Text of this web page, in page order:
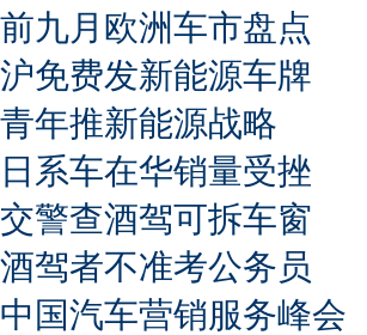
前九月欧洲车市盘点
沪免费发新能源车牌
青年推新能源战略
日系车在华销量受挫
交警查酒驾可拆车窗
酒驾者不准考公务员
中国汽车营销服务峰会